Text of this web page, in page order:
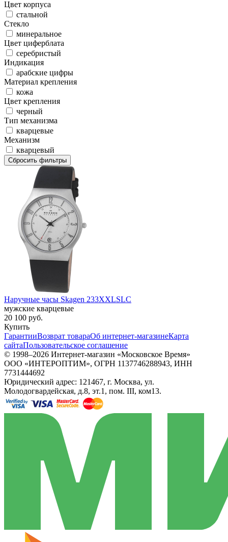
Цвет корпуса
стальной
Стекло
минеральное
Цвет циферблата
серебристый
Индикация
арабские цифры
Материал крепления
кожа
Цвет крепления
черный
Тип механизма
кварцевые
Механизм
кварцевый
Сбросить фильтры
Наручные часы Skagen 233XXLSLC
мужские кварцевые
20 100 руб.
Купить
ГарантииВозврат товараОб интернет-магазинеКарта
сайтаПользовательское соглашение
© 1998–2026 Интернет-магазин «Московское Время»
ООО «ИНТЕРОПТИМ», ОГРН 1137746288943, ИНН
7731444692
Юридический адрес: 121467, г. Москва, ул.
Молодогвардейская, д.8, эт.1, пом. III, ком13.